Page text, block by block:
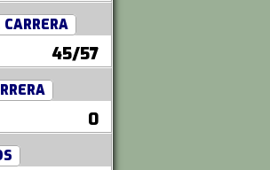
45/57
0